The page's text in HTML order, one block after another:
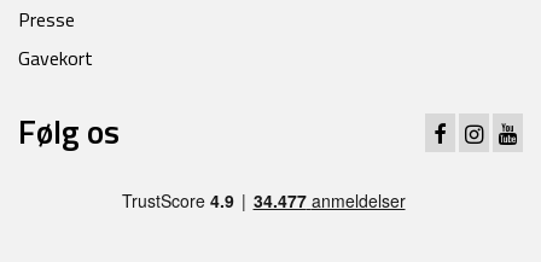
Presse
Gavekort
Følg os